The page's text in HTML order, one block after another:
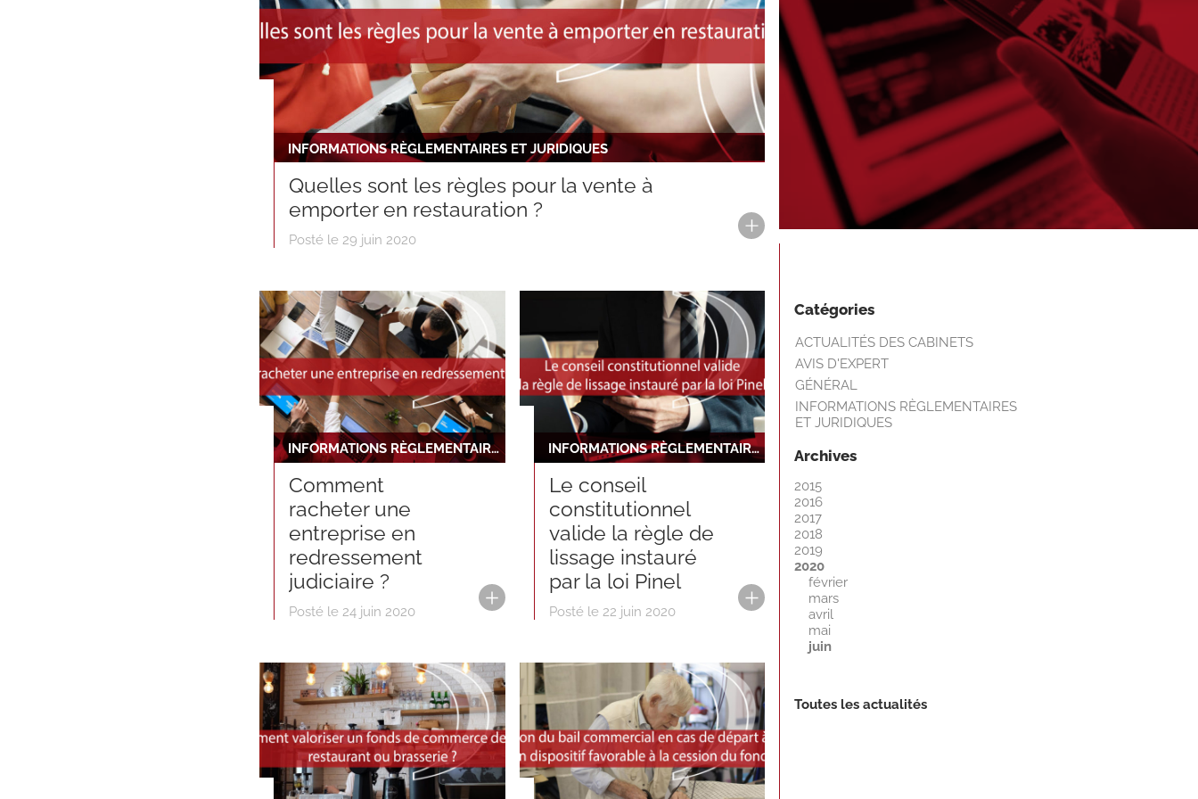
INFORMATIONS RÈGLEMENTAIRES ET JURIDIQUES
Quelles sont les règles pour la vente à
emporter en restauration ?
Posté le 29 juin 2020
INFORMATIONS RÈGLEMENTAIRES ET JURIDIQUES
Comment
racheter une
entreprise en
redressement
judiciaire ?
Posté le 24 juin 2020
INFORMATIONS RÈGLEMENTAIRES ET JURIDIQUES
Le conseil
constitutionnel
valide la règle de
lissage instauré
par la loi Pinel
Posté le 22 juin 2020
Catégories
ACTUALITÉS DES CABINETS
AVIS D'EXPERT
GÉNÉRAL
INFORMATIONS RÈGLEMENTAIRES
ET JURIDIQUES
Archives
2015
2016
2017
2018
2019
2020
février
mars
avril
mai
juin
Toutes les actualités